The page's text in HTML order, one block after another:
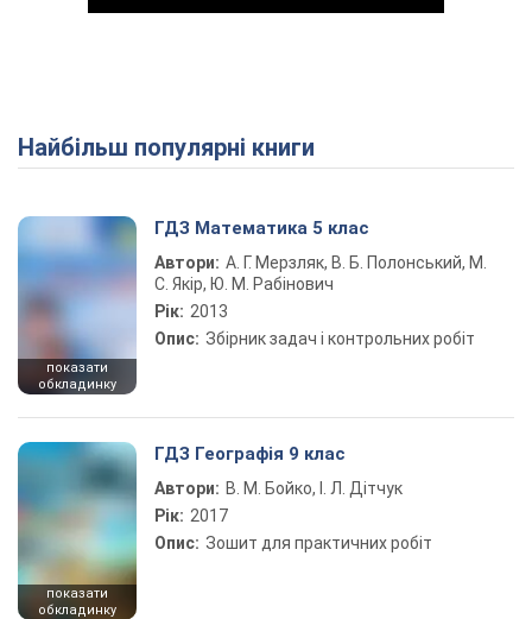
Play Video
Найбільш популярні книги
показати
обкладинку
ГДЗ Математика 5 клас
Автори: А. Г. Мерзляк, В. Б. Полонський, М.
С. Якір, Ю. М. Рабінович
Рік: 2013
Опис: Збірник задач і контрольних робіт
показати
обкладинку
ГДЗ Географія 9 клас
Автори: В. М. Бойко, І. Л. Дітчук
Рік: 2017
Опис: Зошит для практичних робіт